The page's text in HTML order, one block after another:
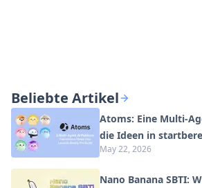
Beliebte Artikel
Atoms: Eine Multi-
die Ideen in
verwandelt
May 22, 2026
Nano Banana SBTI: